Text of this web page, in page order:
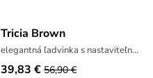
Tricia Brown
elegantná ľadvinka s nastaviteľným popruhom
39,83 € 56,90 €